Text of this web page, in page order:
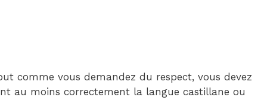
comme vous demandez du respect, vous devez
au moins correctement la langue castillane ou